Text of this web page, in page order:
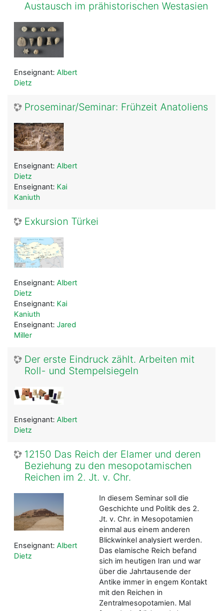
Austausch im prähistorischen Westasien
Enseignant: Albert
Dietz
Proseminar/Seminar: Frühzeit Anatoliens
Enseignant: Albert
Dietz
Enseignant: Kai
Kaniuth
Exkursion Türkei
Enseignant: Albert
Dietz
Enseignant: Kai
Kaniuth
Enseignant: Jared
Miller
Der erste Eindruck zählt. Arbeiten mit
Roll- und Stempelsiegeln
Enseignant: Albert
Dietz
12150 Das Reich der Elamer und deren
Beziehung zu den mesopotamischen
Reichen im 2. Jt. v. Chr.
In diesem Seminar soll die
Geschichte und Politik des 2.
Jt. v. Chr. in Mesopotamien
einmal aus einem anderen
Blickwinkel analysiert werden.
Das elamische Reich befand
sich im heutigen Iran und war
über die Jahrtausende der
Antike immer in engem Kontakt
mit den Reichen in
Zentralmesopotamien. Mal
Enseignant: Albert
Dietz